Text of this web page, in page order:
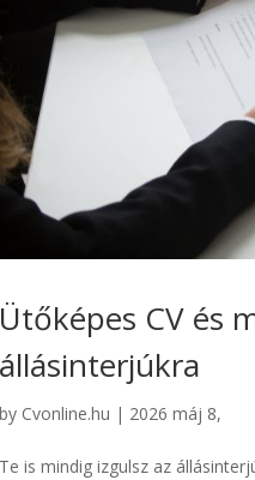
Ütőképes CV és
állásinterjúkra
by Cvonline.hu | 2026 máj 8,
Te is mindig izgulsz az